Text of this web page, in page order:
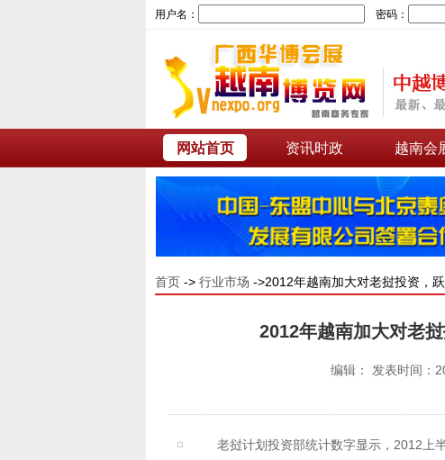
用户名： 密码：
网站首页 资讯时政 越南会
首页 -> 行业市场 ->2012年越南加大对老挝投资，
2012年越南加大对老
编辑： 发表时间：
老挝计划投资部统计数字显示，2012上半